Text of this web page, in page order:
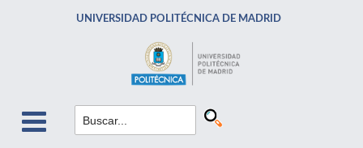
UNIVERSIDAD POLITÉCNICA DE MADRID